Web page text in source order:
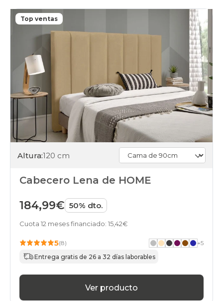
Top ventas
Altura:120 cm
Cabecero Lena de HOME
184,99€ 50% dto.
Cuota 12 meses financiado: 15,42€
5(8) +5
Entrega gratis de 26 a 32 días laborables
Ver producto